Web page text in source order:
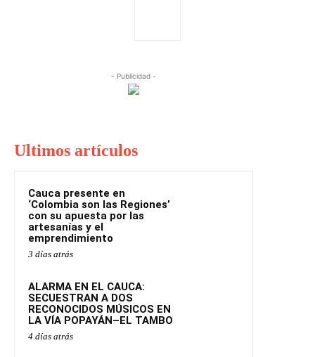
- Publicidad -
Ultimos artículos
Cauca presente en
‘Colombia son las Regiones’
con su apuesta por las
artesanías y el
emprendimiento
3 días atrás
ALARMA EN EL CAUCA:
SECUESTRAN A DOS
RECONOCIDOS MÚSICOS EN
LA VÍA POPAYÁN–EL TAMBO
4 días atrás